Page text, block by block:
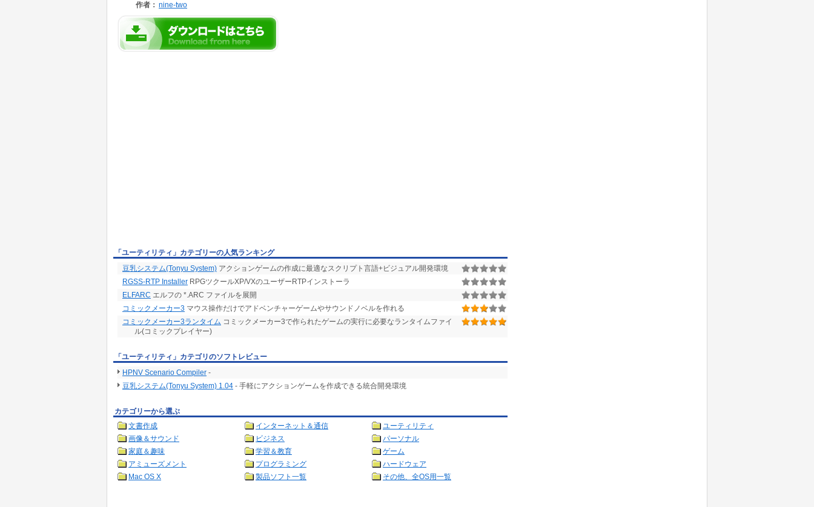
作者： nine-two
「ユーティリティ」カテゴリーの人気ランキング
豆乳システム(Tonyu System) アクションゲームの作成に最適なスクリプト言語+ビジュアル開発環境
RGSS-RTP Installer RPGツクールXP/VXのユーザーRTPインストーラ
ELFARC エルフの *.ARC ファイルを展開
コミックメーカー3 マウス操作だけでアドベンチャーゲームやサウンドノベルを作れる
コミックメーカー3ランタイム コミックメーカー3で作られたゲームの実行に必要なランタイムファイ
ル(コミックプレイヤー)
「ユーティリティ」カテゴリのソフトレビュー
HPNV Scenario Compiler -
豆乳システム(Tonyu System) 1.04 - 手軽にアクションゲームを作成できる統合開発環境
カテゴリーから選ぶ
文書作成
インターネット＆通信
ユーティリティ
画像＆サウンド
ビジネス
パーソナル
家庭＆趣味
学習＆教育
ゲーム
アミューズメント
プログラミング
ハードウェア
Mac OS X
製品ソフト一覧 その他、全OS用一覧